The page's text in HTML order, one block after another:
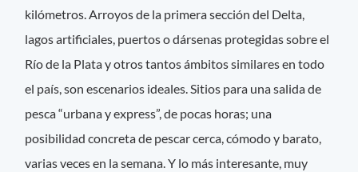
kilómetros. Arroyos de la primera sección del Delta,
lagos artificiales, puertos o dársenas protegidas sobre el
Río de la Plata y otros tantos ámbitos similares en todo
el país, son escenarios ideales. Sitios para una salida de
pesca “urbana y express”, de pocas horas; una
posibilidad concreta de pescar cerca, cómodo y barato,
varias veces en la semana. Y lo más interesante, muy